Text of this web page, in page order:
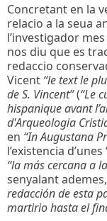
Concretant en la
relacio a la seua
l’investigador
nos diu que es
redaccio
Vicent “le text le
de S. Vincent”(“Le
hispanique avant
d'Arqueologia
en “In Augustana
l’existencia
“la más cercana a
senyalant
redacción de esta
martirio hasta el